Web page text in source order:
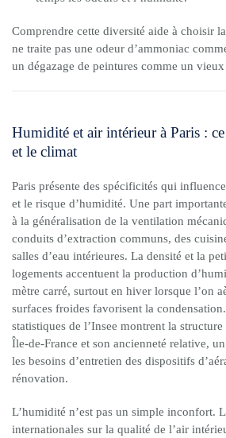
Comprendre cette diversité aide à choisir
ne traite pas une odeur d’ammoniac
un dégazage de peintures comme un
Humidité et air intérieur à Paris :
et le climat
Paris présente des spécificités qui
et le risque d’humidité. Une part
à la généralisation de la ventilation
conduits d’extraction communs, des
salles d’eau intérieures. La densité et la
logements accentuent la production
mètre carré, surtout en hiver lorsque l’on
surfaces froides favorisent la
statistiques de l’Insee montrent la
Île-de-France et son ancienneté relative,
les besoins d’entretien des dispositifs
rénovation.
L’humidité n’est pas un simple inconfort.
internationales sur la qualité de l’air